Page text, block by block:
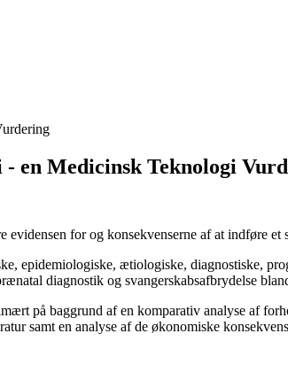
en Medicinsk Teknologi
for og konsekvenserne af at indføre
epidemiologiske, ætiologiske, diagnostiske,
diagnostik og svangerskabsafbrydelse
på baggrund af en komparativ analyse af
samt en analyse af de økonomiske